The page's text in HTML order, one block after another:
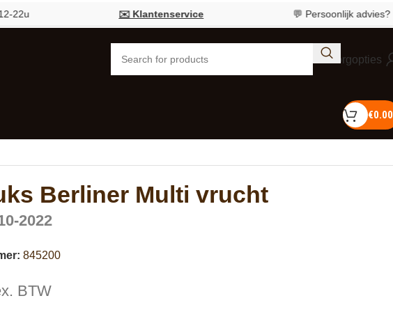
✉️ Klantenservice 💬 Persoonlijk advies?Bel
Bezorgopties
€0.00
Berliner Multi vrucht
2022
845200
BTW